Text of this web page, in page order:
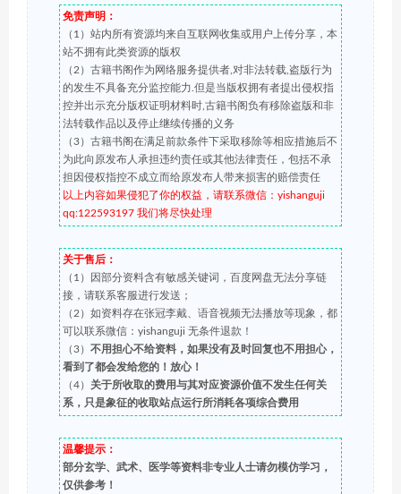
免责声明：
（1）站内所有资源均来自互联网收集或用户上传分享，本
站不拥有此类资源的版权
（2）古籍书阁作为网络服务提供者,对非法转载,盗版行为
的发生不具备充分监控能力.但是当版权拥有者提出侵权指
控并出示充分版权证明材料时,古籍书阁负有移除盗版和非
法转载作品以及停止继续传播的义务
（3）古籍书阁在满足前款条件下采取移除等相应措施后不
为此向原发布人承担违约责任或其他法律责任，包括不承
担因侵权指控不成立而给原发布人带来损害的赔偿责任
以上内容如果侵犯了你的权益，请联系微信：yishanguji
qq:122593197 我们将尽快处理
关于售后：
（1）因部分资料含有敏感关键词，百度网盘无法分享链
接，请联系客服进行发送；
（2）如资料存在张冠李戴、语音视频无法播放等现象，都
可以联系微信：yishanguji 无条件退款！
（3） 不用担心不给资料，如果没有及时回复也不用担心，
看到了都会发给您的！放心！
（4） 关于所收取的费用与其对应资源价值不发生任何关
系，只是象征的收取站点运行所消耗各项综合费用
温馨提示：
部分玄学、武术、医学等资料非专业人士请勿模仿学习，
仅供参考！